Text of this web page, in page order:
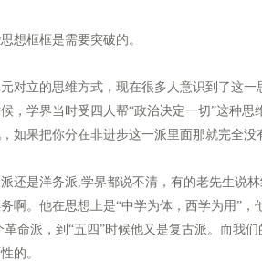
框框是需要突破的。
立的思维方式，现在很多人意识到了这一
，学界当时受四人帮“政治决定一切”这种
如果把你分在非进步这一派里面那就完全没
是洋务派,学界都说不清，有的老先生说林
啊。他在思想上是“中学为体，西学为用”
命派，到“五四”时候他又是复古派。而我
的。